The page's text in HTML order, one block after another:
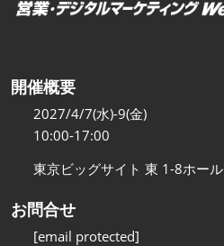
開催概要
2027/4/7(水)-9(金)
10:00-17:00
東京ビッグサイト 東 1-8ホール
お問合せ
[email protected]